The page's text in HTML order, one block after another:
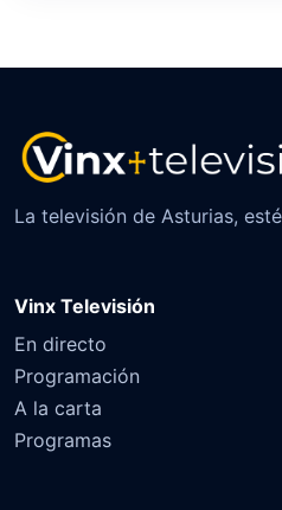
La televisión de Asturias,
Vinx Televisión
En directo
Programación
A la carta
Programas